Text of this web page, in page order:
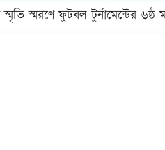
স্মরণে ফুটবল টুর্নামেন্টের ৬ষ্ঠ ম্যাচ